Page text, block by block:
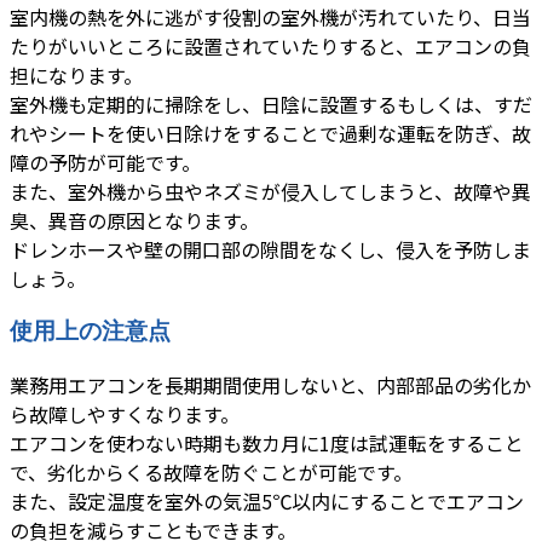
室内機の熱を外に逃がす役割の室外機が汚れていたり、日当
たりがいいところに設置されていたりすると、エアコンの負
担になります。
室外機も定期的に掃除をし、日陰に設置するもしくは、すだ
れやシートを使い日除けをすることで過剰な運転を防ぎ、故
障の予防が可能です。
また、室外機から虫やネズミが侵入してしまうと、故障や異
臭、異音の原因となります。
ドレンホースや壁の開口部の隙間をなくし、侵入を予防しま
しょう。
使用上の注意点
業務用エアコンを長期期間使用しないと、内部部品の劣化か
ら故障しやすくなります。
エアコンを使わない時期も数カ月に1度は試運転をすること
で、劣化からくる故障を防ぐことが可能です。
また、設定温度を室外の気温5℃以内にすることでエアコン
の負担を減らすこともできます。